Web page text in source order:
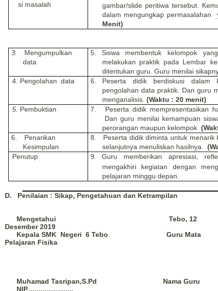
si masalah
gambar/slide peritiwa tersebut.
dalam mengungkap permasalahan
Menit)
3.
Mengumpulkan
data
5.
Siswa membentuk kelompok
melakukan praktik pada Lembar
ditentukan guru. Guru menilai
4. Pengolahan data 6.
Peserta didik berdiskusi dalam
pengolahan data praktik. Dan guru
menganalisis. (Waktu : 20 menit)
5. Pembuktian 7.
Peserta didik mempresentasikan
Dan guru menilai kemampuan
perorangan maupun kelompok
6.
Penarikan
Kesimpulan
8.
Peserta didik diminta untuk
selanjutnya menuliskan hasilnya.
Penutup
9. Guru memberikan apresiasi, r
mengakhiri kegiatan dengan
pelajaran minggu depan.
D. Penilaian : Sikap, Pengetahuan dan Ketrampilan
Mengetahui
Tebo, 12
Desember 2019
Kepala SMK Negeri 6 Tebo
Guru Mata
Pelajaran Fisika
Muhamad Tasripan,S.Pd
Nama Guru
NIP........................